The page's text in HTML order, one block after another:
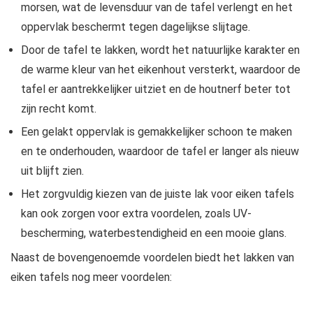
morsen, wat de levensduur van de tafel verlengt en het
oppervlak beschermt tegen dagelijkse slijtage.
Door de tafel te lakken, wordt het natuurlijke karakter en
de warme kleur van het eikenhout versterkt, waardoor de
tafel er aantrekkelijker uitziet en de houtnerf beter tot
zijn recht komt.
Een gelakt oppervlak is gemakkelijker schoon te maken
en te onderhouden, waardoor de tafel er langer als nieuw
uit blijft zien.
Het zorgvuldig kiezen van de juiste lak voor eiken tafels
kan ook zorgen voor extra voordelen, zoals UV-
bescherming, waterbestendigheid en een mooie glans.
Naast de bovengenoemde voordelen biedt het lakken van
eiken tafels nog meer voordelen: